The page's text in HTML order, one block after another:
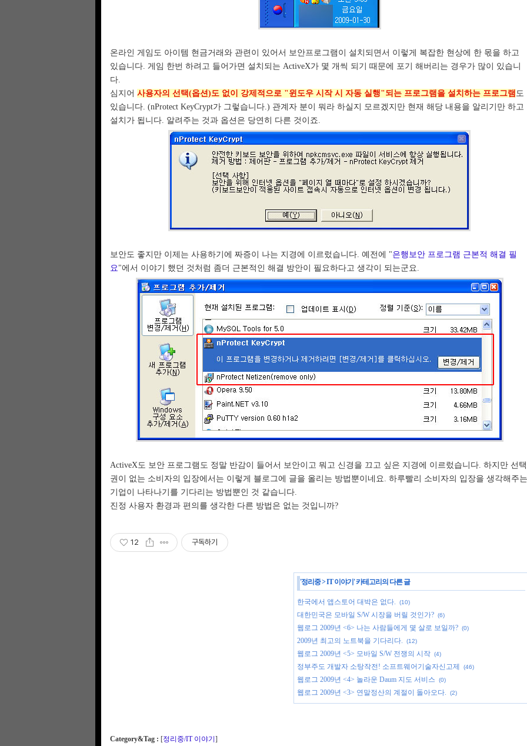
온라인 게임도 아이템 현금거래와 관련이 있어서 보안프로그램이 설치되면서 이렇게 복잡한 현상에 한 몫을 하고
있습니다. 게임 한번 하려고 들어가면 설치되는 ActiveX가 몇 개씩 되기 때문에 포기 해버리는 경우가 많이 있습니
다.
심지어 사용자의 선택(옵션)도 없이 강제적으로 "윈도우 시작 시 자동 실행"되는 프로그램을 설치하는 프로그램 도
있습니다. (nProtect KeyCrypt가 그렇습니다.) 관계자 분이 뭐라 하실지 모르겠지만 현재 해당 내용을 알리기만 하고
설치가 됩니다. 알려주는 것과 옵션은 당연히 다른 것이죠.
보안도 좋지만 이제는 사용하기에 짜증이 나는 지경에 이르렀습니다. 예전에 "은행보안 프로그램 근본적 해결 필
요"에서 이야기 했던 것처럼 좀더 근본적인 해결 방안이 필요하다고 생각이 되는군요.
ActiveX도 보안 프로그램도 정말 반감이 들어서 보안이고 뭐고 신경을 끄고 싶은 지경에 이르렀습니다. 하지만 선택
권이 없는 소비자의 입장에서는 이렇게 블로그에 글을 올리는 방법뿐이네요. 하루빨리 소비자의 입장을 생각해주는
기업이 나타나기를 기다리는 방법뿐인 것 같습니다.
진정 사용자 환경과 편의를 생각한 다른 방법은 없는 것입니까?
12 구독하기
'정리중>IT 이야기 ' 카테고리의 다른 글
한국에서 앱스토어 대박은 없다. (10)
대한민국은 모바일 S/W 시장을 버릴 것인가? (6)
웹로그 2009년 <6> 나는 사람들에게 몇 살로 보일까? (0)
2009년 최고의 노트북을 기다리다. (12)
웹로그 2009년 <5> 모바일 S/W 전쟁의 시작 (4)
정부주도 개발자 소탕작전! 소프트웨어기술자신고제 (46)
웹로그 2009년 <4> 놀라운 Daum 지도 서비스 (0)
웹로그 2009년 <3> 연말정산의 계절이 돌아오다. (2)
Category&Tag : [정리중/IT 이야기 ]